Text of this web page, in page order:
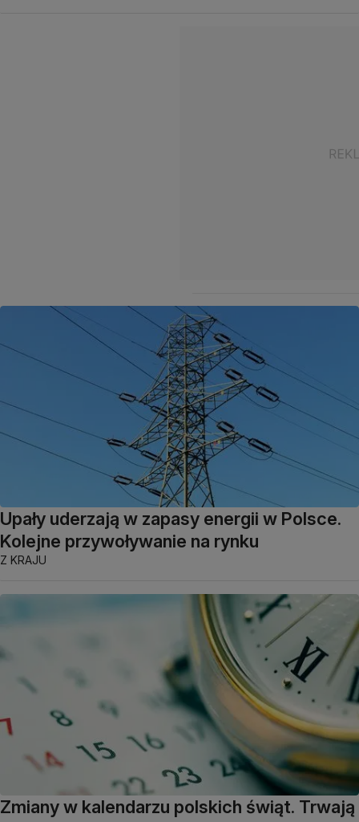
Upały uderzają w zapasy energii w Polsce.
Kolejne przywoływanie na rynku
Z KRAJU
Zmiany w kalendarzu polskich świąt. Trwają